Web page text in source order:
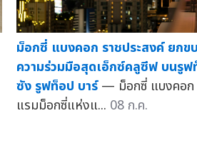
ม็อกซี่ แบงคอก ราชประสงค์ ยกข
ความร่วมมือสุดเอ็กซ์คลูซีฟ บนรูฟ
ซัง รูฟท็อป บาร์ — ม็อกซี่ แบงคอก
แรมม็อกซี่แห่งแ... 08 ก.ค.